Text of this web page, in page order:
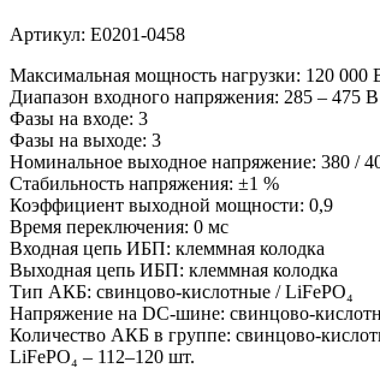
Артикул: Е0201-0458
Максимальная мощность нагрузки: 120 000
Диапазон входного напряжения: 285 – 475 В
Фазы на входе: 3
Фазы на выходе: 3
Номинальное выходное напряжение: 380 /
Стабильность напряжения: ±1 %
Коэффициент выходной мощности: 0,9
Время переключения: 0 мс
Входная цепь ИБП: клеммная колодка
Выходная цепь ИБП: клеммная колодка
Тип АКБ: свинцово-кислотные / LiFePO₄
Напряжение на DC-шине: свинцово-
Количество АКБ в группе: свинцово-
LiFePO₄ – 112–120 шт.